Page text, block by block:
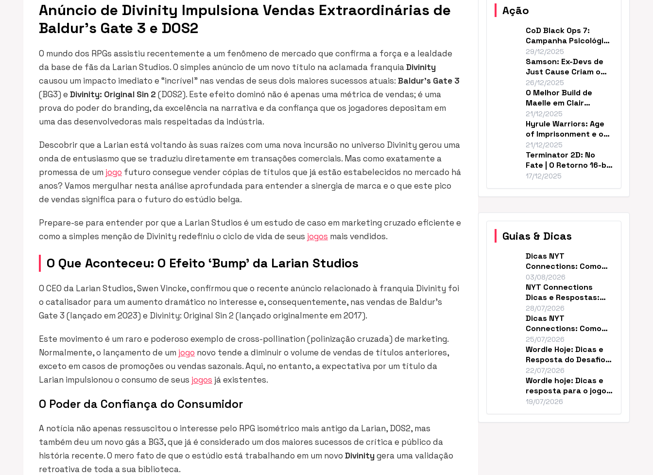
Anúncio de Divinity Impulsiona Vendas Extraordinárias de
Baldur’s Gate 3 e DOS2
O mundo dos RPGs assistiu recentemente a um fenômeno de mercado que confirma a força e a lealdade
da base de fãs da Larian Studios. O simples anúncio de um novo título na aclamada franquiaDivinity
causou um impacto imediato e “incrível” nas vendas de seus dois maiores sucessos atuais: Baldur’s Gate 3
(BG3) e Divinity: Original Sin 2 (DOS2). Este efeito dominó não é apenas uma métrica de vendas; é uma
prova do poder do branding, da excelência na narrativa e da confiança que os jogadores depositam em
uma das desenvolvedoras mais respeitadas da indústria.
Descobrir que a Larian está voltando às suas raízes com uma nova incursão no universo Divinity gerou uma
onda de entusiasmo que se traduziu diretamente em transações comerciais. Mas como exatamente a
promessa de um jogo futuro consegue vender cópias de títulos que já estão estabelecidos no mercado há
anos? Vamos mergulhar nesta análise aprofundada para entender a sinergia de marca e o que este pico
de vendas significa para o futuro do estúdio belga.
Prepare-se para entender por que a Larian Studios é um estudo de caso em marketing cruzado eficiente e
como a simples menção de Divinity redefiniu o ciclo de vida de seus jogos mais vendidos.
O Que Aconteceu: O Efeito ‘Bump’ da Larian Studios
O CEO da Larian Studios, Swen Vincke, confirmou que o recente anúncio relacionado à franquia Divinity foi
o catalisador para um aumento dramático no interesse e, consequentemente, nas vendas de Baldur’s
Gate 3 (lançado em 2023) e Divinity: Original Sin 2 (lançado originalmente em 2017).
Este movimento é um raro e poderoso exemplo de cross-pollination (polinização cruzada) de marketing.
Normalmente, o lançamento de um jogo novo tende a diminuir o volume de vendas de títulos anteriores,
exceto em casos de promoções ou vendas sazonais. Aqui, no entanto, a expectativa por um título da
Larian impulsionou o consumo de seus jogos já existentes.
O Poder da Confiança do Consumidor
A notícia não apenas ressuscitou o interesse pelo RPG isométrico mais antigo da Larian, DOS2, mas
também deu um novo gás a BG3, que já é considerado um dos maiores sucessos de crítica e público da
história recente. O mero fato de que o estúdio está trabalhando em um novo Divinitygera uma validação
retroativa de toda a sua biblioteca.
Ação
CoD Black Ops 7:
Campanha Psicológica
e Continuidade em
2035
29/12/2025
Samson: Ex-Devs de
Just Cause Criam o
‘Mad Max…Payne’
26/12/2025
O Melhor Build de
Maelle em Clair
Obscur (DPS Máximo)
21/12/2025
Hyrule Warriors: Age
of Imprisonment e o
Cânone de Zelda
21/12/2025
Terminator 2D: No
Fate | O Retorno 16-bit
Perfeito de T2
17/12/2025
Guias & Dicas
Dicas NYT
Connections: Como
Resolver o Enigma de
Hoje
03/08/2026
NYT Connections
Dicas e Respostas:
Como Vencer Hoje
28/07/2026
Dicas NYT
Connections: Como
Resolver o Desafio de
Hoje
25/07/2026
Wordle Hoje: Dicas e
Resposta do Desafio
#1859 de Julho
22/07/2026
Wordle hoje: Dicas e
resposta para o jogo
nº 1856
19/07/2026